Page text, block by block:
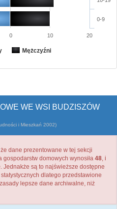
Mężczyźni
0-9
0 10 20
WE WSI BUDZISZÓW
i Mieszkań 2002)
dane prezentowane w tej sekcji
gospodarstw domowych wynosiła 48, i
Jednakże są to najświeższe dostępne
dlatego przedstawione
lepsze dane archiwalne, niż